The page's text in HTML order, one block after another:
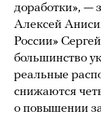
доработки», —
Алексей
России»
большинство
реальные
снижаются
о повышении